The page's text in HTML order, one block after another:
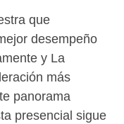
que
desempeño
y La
más
panorama
presencial sigue